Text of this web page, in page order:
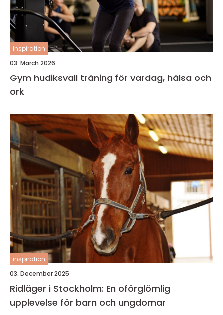
inspiration
03. March 2026
Gym hudiksvall träning för vardag, hälsa och
ork
inspiration
03. December 2025
Ridläger i Stockholm: En oförglömlig
upplevelse för barn och ungdomar